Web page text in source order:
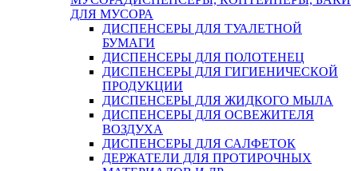
ДЛЯ МУСОРА
ДИСПЕНСЕРЫ ДЛЯ ТУАЛЕТНОЙ
БУМАГИ
ДИСПЕНСЕРЫ ДЛЯ ПОЛОТЕНЕЦ
ДИСПЕНСЕРЫ ДЛЯ ГИГИЕНИЧЕСКОЙ
ПРОДУКЦИИ
ДИСПЕНСЕРЫ ДЛЯ ЖИДКОГО МЫЛА
ДИСПЕНСЕРЫ ДЛЯ ОСВЕЖИТЕЛЯ
ВОЗДУХА
ДИСПЕНСЕРЫ ДЛЯ САЛФЕТОК
ДЕРЖАТЕЛИ ДЛЯ ПРОТИРОЧНЫХ